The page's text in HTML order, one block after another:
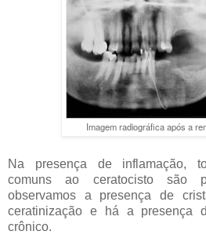
Imagem radiográfica após a
Na presença de inflamação,
comuns ao ceratocisto são
observamos a presença de
ceratinização e há a presença
crônico.